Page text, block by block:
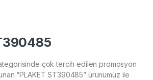
çok tercih edilen promosyon
“PLAKET ST390485” ürünümüz ile